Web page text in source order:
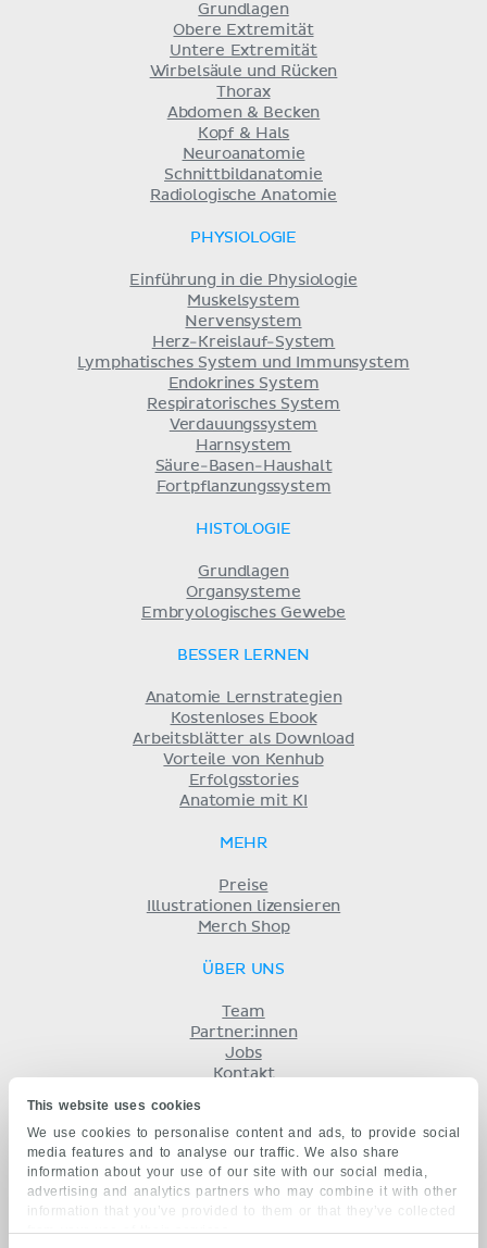
This website uses cookies
We use cookies to personalise content and ads, to provide social
media features and to analyse our traffic. We also share
information about your use of our site with our social media,
advertising and analytics partners who may combine it with other
information that you’ve provided to them or that they’ve collected
from your use of their services.
Grundlagen
Obere Extremität
Untere Extremität
Wirbelsäule und Rücken
Thorax
Abdomen & Becken
Kopf & Hals
Neuroanatomie
Schnittbildanatomie
Radiologische Anatomie
PHYSIOLOGIE
Einführung in die Physiologie
Muskelsystem
Nervensystem
Herz-Kreislauf-System
Lymphatisches System und Immunsystem
Endokrines System
Respiratorisches System
Verdauungssystem
Harnsystem
Säure-Basen-Haushalt
Fortpflanzungssystem
HISTOLOGIE
Grundlagen
Organsysteme
Embryologisches Gewebe
BESSER LERNEN
Anatomie Lernstrategien
Kostenloses Ebook
Arbeitsblätter als Download
Vorteile von Kenhub
Erfolgsstories
Anatomie mit KI
MEHR
Preise
Illustrationen lizensieren
Merch Shop
ÜBER UNS
Team
Partner:innen
Jobs
Kontakt
Geschäftsbedingungen
Datenschutz
KENHUB AUF...
English